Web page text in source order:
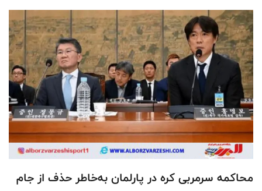
محاکمه سرمربی کره در پارلمان به‌خاطر حذف از جام